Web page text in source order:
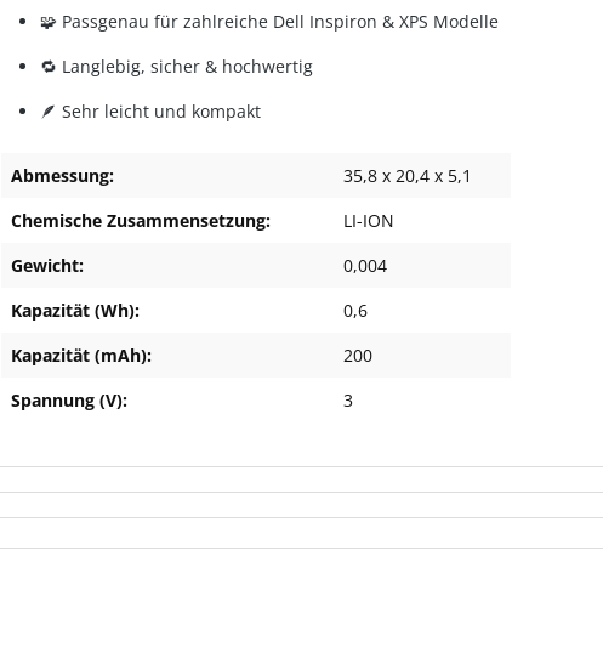
🧩 Passgenau für zahlreiche Dell Inspiron & XPS Modelle
🔁 Langlebig, sicher & hochwertig
🪶 Sehr leicht und kompakt
Abmessung:
35,8 x 20,4 x 5,1
Chemische Zusammensetzung:
LI-ION
Gewicht:
0,004
Kapazität (Wh):
0,6
Kapazität (mAh):
200
Spannung (V):
3